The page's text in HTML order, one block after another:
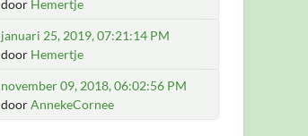
door Hemertje
januari 25, 2019, 07:21:14 PM
door Hemertje
november 09, 2018, 06:02:56 PM
doorAnnekeCornee